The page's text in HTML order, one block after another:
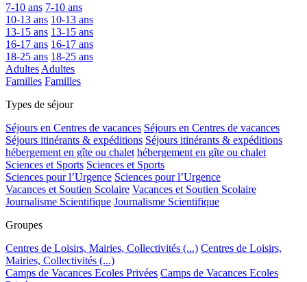
7-10 ans 7-10 ans
10-13 ans 10-13 ans
13-15 ans 13-15 ans
16-17 ans 16-17 ans
18-25 ans 18-25 ans
Adultes Adultes
Familles Familles
Types de séjour
Séjours en Centres de vacances Séjours en Centres de vacances
Séjours itinérants & expéditions Séjours itinérants & expéditions
hébergement en gîte ou chalet hébergement en gîte ou chalet
Sciences et Sports Sciences et Sports
Sciences pour l’Urgence Sciences pour l’Urgence
Vacances et Soutien Scolaire Vacances et Soutien Scolaire
Journalisme Scientifique Journalisme Scientifique
Groupes
Centres de Loisirs, Mairies, Collectivités (...) Centres de Loisirs,
Mairies, Collectivités (...)
Camps de Vacances Ecoles Privées Camps de Vacances Ecoles